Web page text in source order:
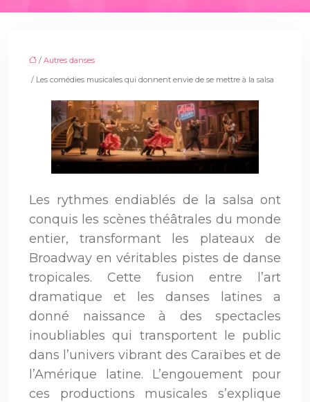
/ Autres danses
/ Les comédies musicales qui donnent envie de se mettre à la salsa
Les rythmes endiablés de la salsa ont
conquis les scènes théâtrales du monde
entier, transformant les plateaux de
Broadway en véritables pistes de danse
tropicales. Cette fusion entre l’art
dramatique et les danses latines a
donné naissance à des spectacles
inoubliables qui transportent le public
dans l’univers vibrant des Caraïbes et de
l’Amérique latine. L’engouement pour
ces productions musicales s’explique